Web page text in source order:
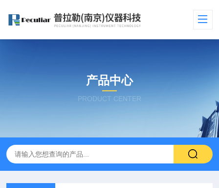
产品中心
PRODUCT CENTER